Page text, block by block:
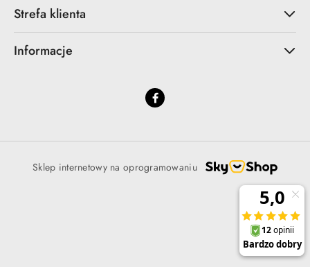
Strefa klienta
Informacje
Sklep internetowy na oprogramowaniu